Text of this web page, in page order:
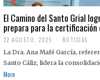
El Camino del Santo Grial
prepara para la certificación
22 AGOSTO, 2025
2
A
G
NOTICIAS
La Dra. Ana Mafé García,
Santo Cáliz, lidera la
More